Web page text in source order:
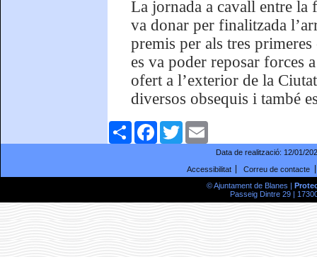
La jornada a cavall entre la
va donar per finalitzada
premis per als tres
es va poder reposar forces
ofert a l’exterior de la
diversos obsequis i també
ComparteixFacebookTwitter
Data de realització: 12/01/
Accessibilitat
Correu de contacte
© Ajuntament de Blanes |
Passeig Dintre 29 |